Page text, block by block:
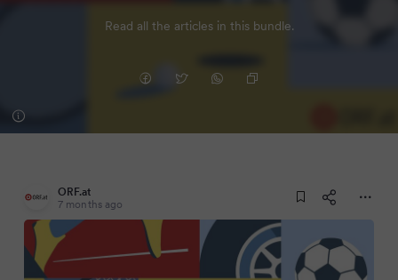
Read all the articles in this bundle.
ORF.at
7 months ago